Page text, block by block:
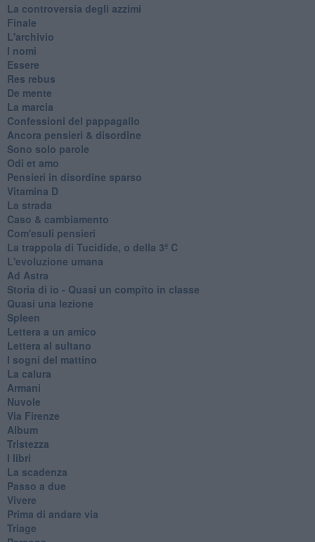
La controversia degli azzimi
Finale
L'archivio
I nomi
Essere
Res rebus
De mente
La marcia
Confessioni del pappagallo
Ancora pensieri & disordine
Sono solo parole
Odi et amo
Pensieri in disordine sparso
Vitamina D
La strada
Caso & cambiamento
Com'esuli pensieri
La trappola di Tucidide, o della 3ª C
L'evoluzione umana
Ad Astra
Storia di io - Quasi un compito in classe
Quasi una lezione
Spleen
Lettera a un amico
Lettera al sultano
I sogni del mattino
La calura
Armani
Nuvole
Via Firenze
Album
Tristezza
I libri
La scadenza
Passo a due
Vivere
Prima di andare via
Triage